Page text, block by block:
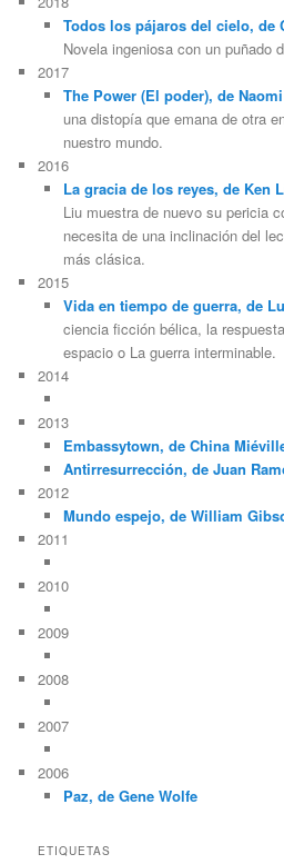
Todos los pájaros del cielo, de
Novela ingeniosa con un puñado
2017
The Power (El poder), de
una distopía que emana de otra
nuestro mundo.
2016
La gracia de los reyes, de Ken
Liu muestra de nuevo su pericia
necesita de una inclinación del
más clásica.
2015
Vida en tiempo de guerra, de
ciencia ficción bélica, la
espacio o La guerra interminable.
2014
2013
Embassytown, de China
Antirresurrección, de Juan
2012
Mundo espejo, de William
2011
2010
2009
2008
2007
2006
Paz, de Gene Wolfe
ETIQUETAS